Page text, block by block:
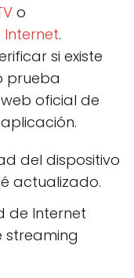
o
.
si existe
prueba
oficial de
aplicación.
del dispositivo
actualizado.
de Internet
streaming